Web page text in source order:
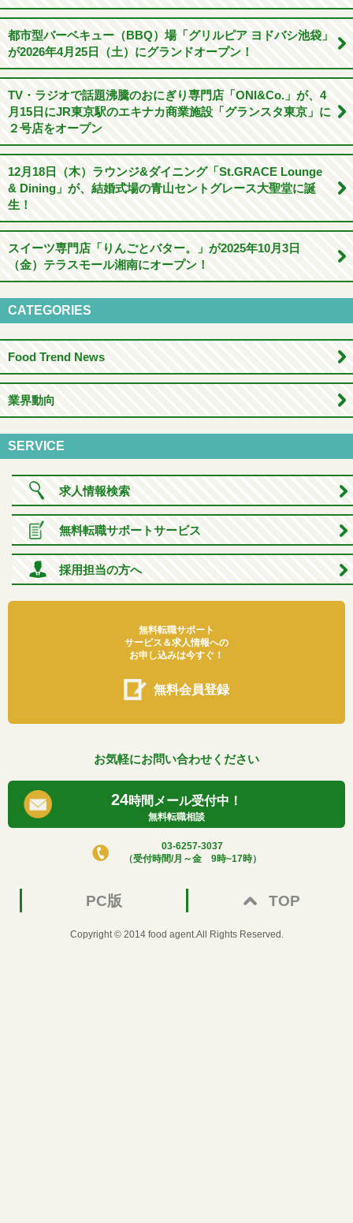
都市型バーベキュー（BBQ）場「グリルピア ヨドバシ池袋」
が2026年4月25日（土）にグランドオープン！
TV・ラジオで話題沸騰のおにぎり専門店「ONI&Co.」が、4
月15日にJR東京駅のエキナカ商業施設「グランスタ東京」に
２号店をオープン
12月18日（木）ラウンジ&ダイニング「St.GRACE Lounge
& Dining」が、結婚式場の青山セントグレース大聖堂に誕
生！
スイーツ専門店「りんごとバター。」が2025年10月3日
（金）テラスモール湘南にオープン！
CATEGORIES
Food Trend News
業界動向
SERVICE
求人情報検索
無料転職サポートサービス
採用担当の方へ
無料転職サポート
サービス＆求人情報への
お申し込みは今すぐ！
無料会員登録
お気軽にお問い合わせください
24時間メール受付中！
無料転職相談
03-6257-3037
（受付時間/月～金 9時~17時）
PC版 TOP
Copyright © 2014 food agent.All Rights Reserved.